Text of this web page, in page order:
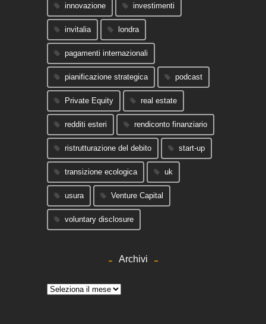
innovazione investimenti
invitalia londra
pagamenti internazionali
pianificazione strategica podcast
Private Equity real estate
redditi esteri rendiconto finanziario
ristrutturazione del debito start-up
transizione ecologica uk
usura Venture Capital
voluntary disclosure
Archivi
Archivi